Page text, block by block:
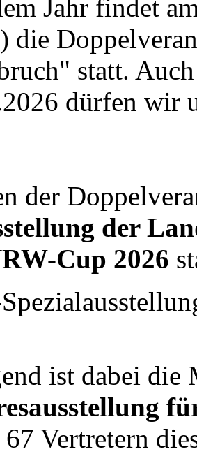
Jahr findet
die
statt.
dürfen wir
der
der
Cup 2026
ist dabei die
Vertretern